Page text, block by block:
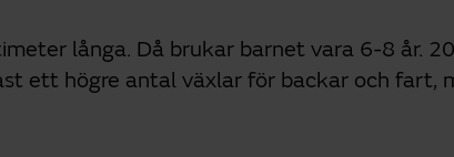
långa. Då brukar barnet vara 6-8 år.
ett högre antal växlar för backar och